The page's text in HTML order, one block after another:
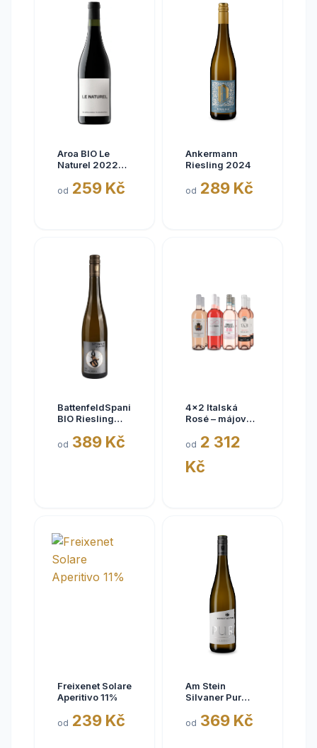
Aroa BIO Le
Naturel 2022
Navarra, bez
od 259 Kč
Ankermann
Riesling 2024
od 289 Kč
BattenfeldSpanier
BIO Riesling
2025,
od 389 Kč
4x2 Italská
Rosé – májové
od 2 312
Kč
Freixenet Solare
Aperitivo 11%
od 239 Kč
Am Stein
Silvaner Pur
od 369 Kč